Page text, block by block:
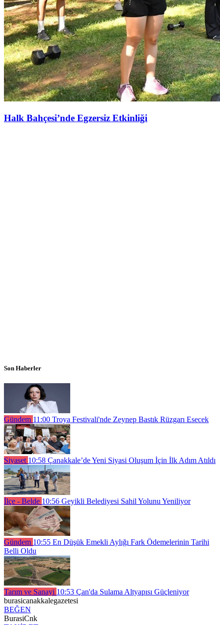
Halk Bahçesi’nde Egzersiz Etkinliği
Son Haberler
Gündem 11:00 Troya Festivali'nde Zeynep Bastık Rüzgarı Esecek
Siyaset 10:58 Çanakkale’de Yeni Siyasi Oluşum İçin İlk Adım Atıldı
İlçe - Belde 10:56 Geyikli Belediyesi Sahil Yolunu Yeniliyor
Gündem 10:55 En Düşük Emekli Aylığı Fark Ödemelerinin Tarihi
Belli Oldu
Tarım ve Sanayi 10:53 Çan'da Sulama Altyapısı Güçleniyor
burasicanakkalegazetesi
BEĞEN
BurasiCnk